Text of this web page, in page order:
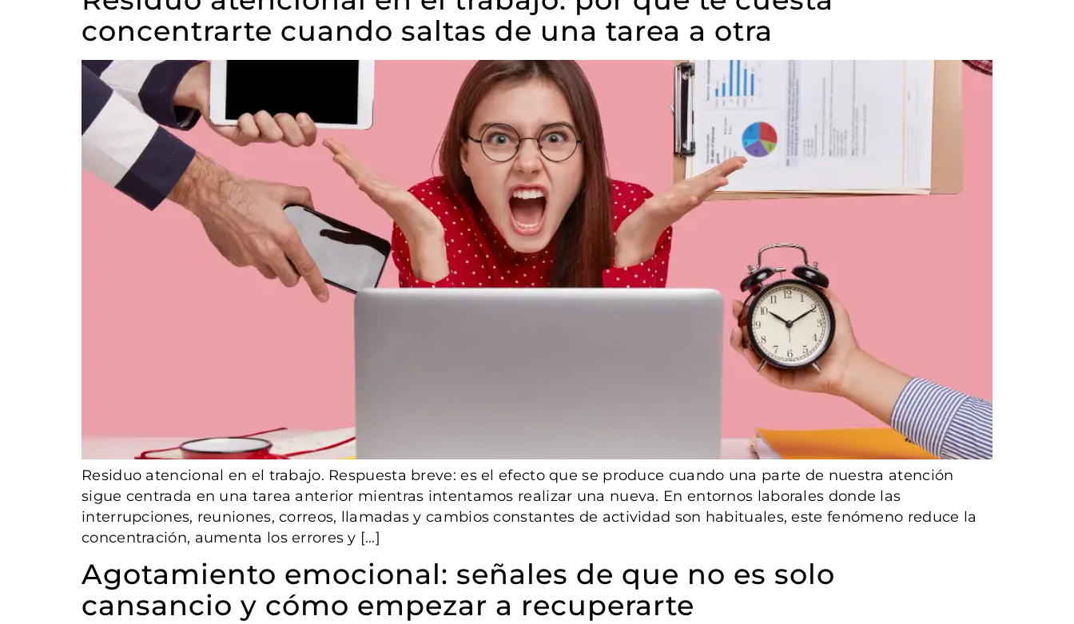
concentrarte cuando saltas de una tarea a otra
Residuo atencional en el trabajo. Respuesta breve: es el efecto que se produce cuando una parte de nuestra atención
sigue centrada en una tarea anterior mientras intentamos realizar una nueva. En entornos laborales donde las
interrupciones, reuniones, correos, llamadas y cambios constantes de actividad son habituales, este fenómeno reduce la
concentración, aumenta los errores y […]
Agotamiento emocional: señales de que no es solo
cansancio y cómo empezar a recuperarte